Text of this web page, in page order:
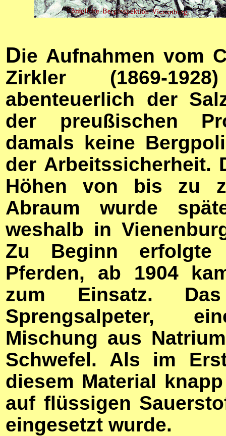
Die Aufnahmen vom
Zirkler (1869-
abenteuerlich der
der preußischen
damals keine
der Arbeitssicherheit.
Höhen von bis zu
Abraum wurde
weshalb in
Zu Beginn erfolgte
Pferden, ab 1904
zum Einsatz.
Sprengsalpeter,
Mischung aus
Schwefel. Als im
diesem Material
auf flüssigen
eingesetzt wurde.